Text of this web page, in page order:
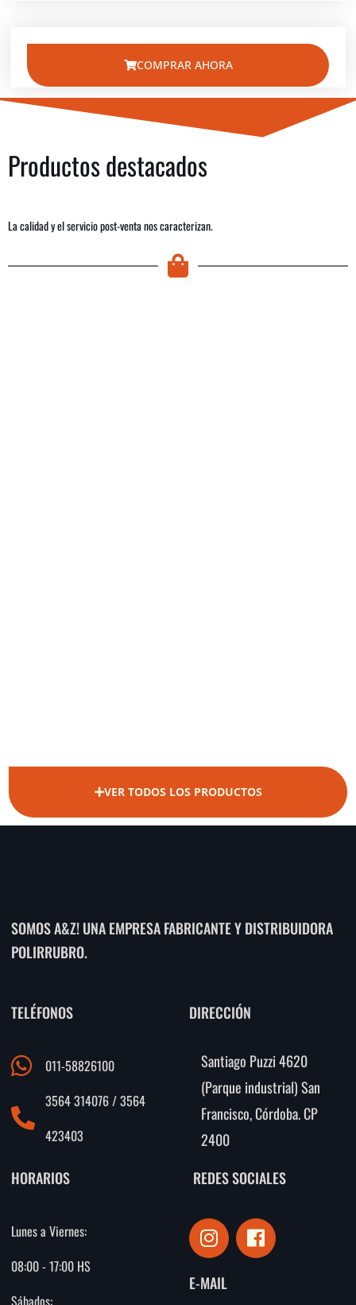
COMPRAR AHORA
Productos destacados
La calidad y el servicio post-venta nos caracterizan.
VER TODOS LOS PRODUCTOS
SOMOS A&Z! UNA EMPRESA FABRICANTE Y DISTRIBUIDORA
POLIRRUBRO.
TELÉFONOS
011-58826100
3564 314076 / 3564
423403
DIRECCIÓN
Santiago Puzzi 4620
(Parque industrial) San
Francisco, Córdoba. CP
2400
HORARIOS
Lunes a Viernes:
08:00 - 17:00 HS
Sábados:
REDES SOCIALES
I
n
s
t
F
a
c
E-MAIL